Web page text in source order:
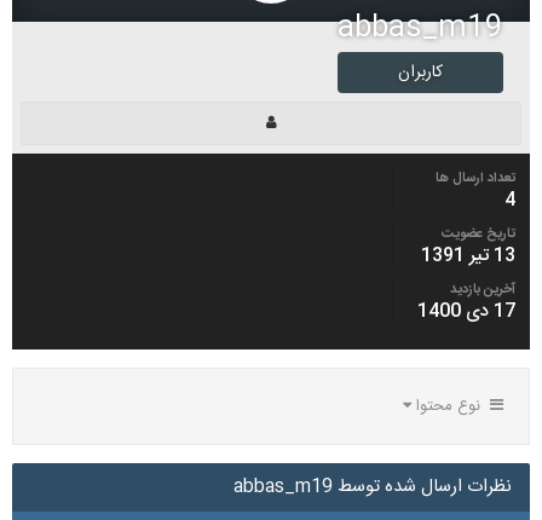
abbas_m19
کاربران
تعداد ارسال ها
4
تاریخ عضویت
13 تیر 1391
آخرین بازدید
17 دی 1400
نوع محتوا
نظرات ارسال شده توسط abbas_m19